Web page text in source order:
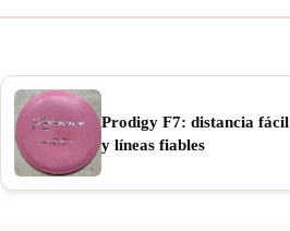
Prodigy F7: distancia fácil
y líneas fiables